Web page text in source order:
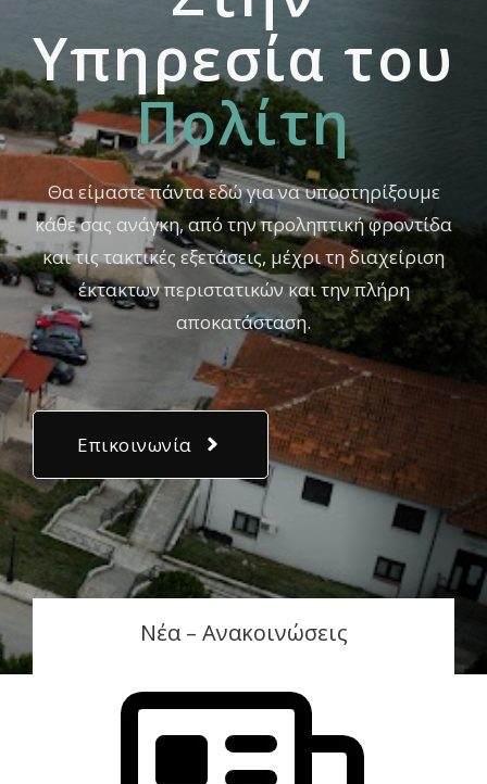
Yπηρεσία του
Πολίτη
Θα είμαστε πάντα εδώ για να υποστηρίξουμε
κάθε σας ανάγκη, από την προληπτική φροντίδα
και τις τακτικές εξετάσεις, μέχρι τη διαχείριση
έκτακτων περιστατικών και την πλήρη
αποκατάσταση.
Επικοινωνία
Νέα – Ανακοινώσεις